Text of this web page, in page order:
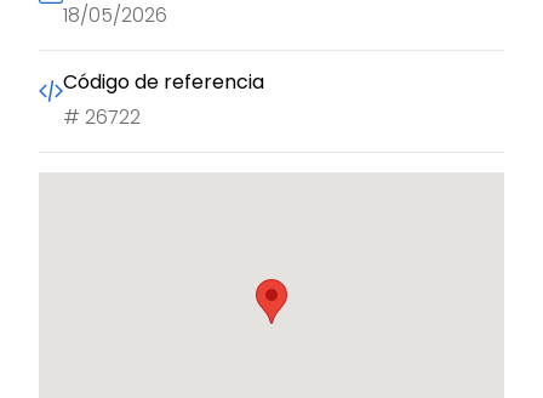
18/05/2026
Código de referencia
# 26722